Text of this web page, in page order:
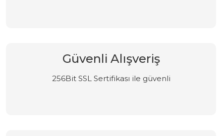
Güvenli Alışveriş
256Bit SSL Sertifikası ile güvenli